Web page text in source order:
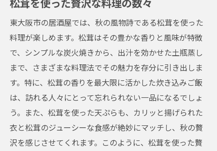
東大阪市の居酒屋では、秋の風物詩である松茸を使った
料理が楽しめます。松茸はその豊かな香りと風味が特徴
で、シンプルな炭火焼きから、出汁を効かせた土瓶蒸し
まで、さまざまな料理法でその魅力を存分に引き出しま
す。特に、松茸の香りを最大限に活かした炊き込みご飯
は、訪れる人々にとって忘れられない一品になるでしょ
う。また、松茸を使った天ぷらも、カリッと揚げられた
衣と松茸のジューシーな食感が絶妙にマッチし、秋の贅
沢を感じさせてくれます。このように、松茸を使った贅